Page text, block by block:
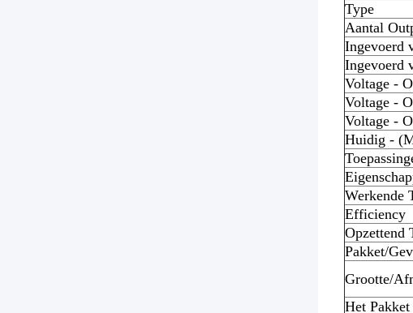
Type
Aantal
Ingevoerd
Ingevoerd
Voltage -
Voltage -
Voltage -
Huidig -
Werkende
Efficiency
Opzettend
Pakket/
Grootte/
Het